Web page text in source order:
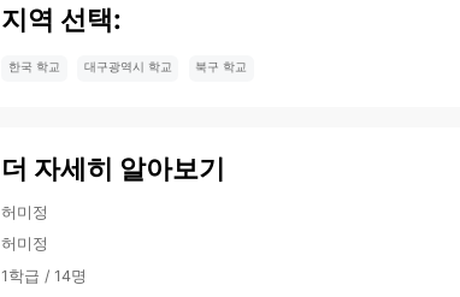
지역 선택:
한국 학교 대구광역시 학교 북구 학교
더 자세히 알아보기
허미정
허미정
1학급 / 14명